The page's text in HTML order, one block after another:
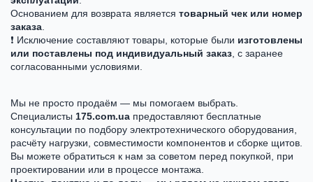
Основанием для возврата является товарный чек или номер
заказа
❗ Исключение составляют товары, которые были изготовлены
или поставлены под индивидуальный заказ , с заранее
согласованными условиями.
Мы не просто продаём — мы помогаем выбрать.
Специалисты 175.com.ua предоставляют бесплатные
консультации по подбору электротехнического оборудования,
расчёту нагрузки, совместимости компонентов и сборке щитов.
Вы можете обратиться к нам за советом перед покупкой, при
проектировании или в процессе монтажа.